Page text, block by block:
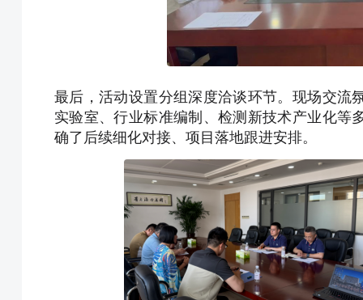
最后，活动设置分组深度洽谈环节。现场交流
实验室、行业标准编制、检测新技术产业化等
确了后续细化对接、项目落地跟进安排。